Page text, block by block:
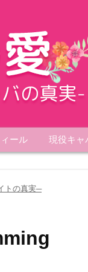
ール 現役キャ
トの真実─